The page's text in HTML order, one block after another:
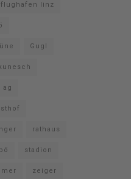
flughafen linz
Gugl
kunesch
ag
rathaus
stadion
zeiger